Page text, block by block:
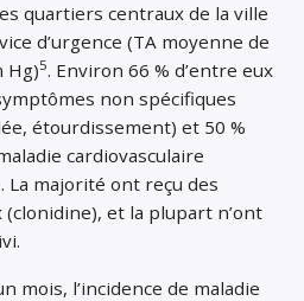
quartiers centraux de la ville
d’urgence (TA moyenne de
Hg)5. Environ 66 % d’entre eux
non spécifiques
étourdissement) et 50 %
cardiovasculaire
La majorité ont reçu des
(clonidine), et la plupart n’ont
mois, l’incidence de maladie